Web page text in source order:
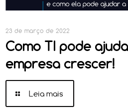
23 de março de 2022
Como TI pode
empresa crescer!
Leia mais